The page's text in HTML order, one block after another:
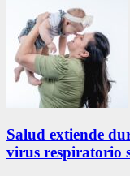
Salud extiende
virus respiratorio